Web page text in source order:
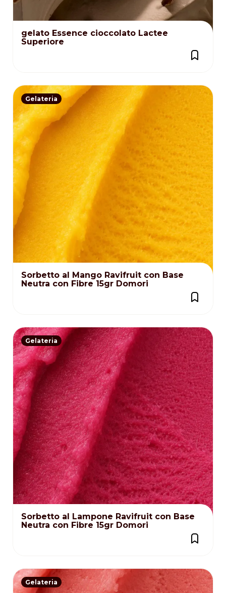
gelato Essence cioccolato Lactee
Superiore
Gelateria
Sorbetto al Mango Ravifruit con Base
Neutra con Fibre 15gr Domori
Gelateria
Sorbetto al Lampone Ravifruit con Base
Neutra con Fibre 15gr Domori
Gelateria